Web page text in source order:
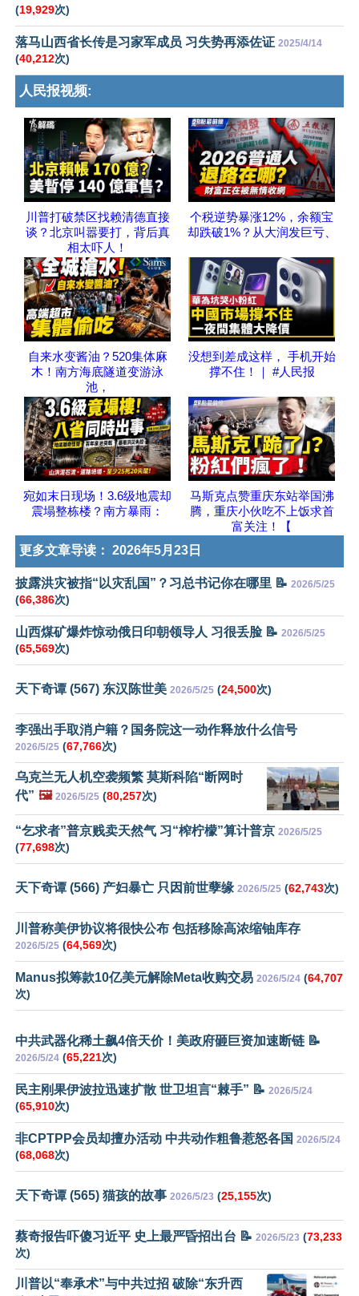
(19,929次)
落马山西省长传是习家军成员 习失势再添佐证 2025/4/14
(40,212次)
人民报视频:
川普打破禁区找赖清德直接
谈？北京叫嚣要打，背后真
相太吓人！
个税逆势暴涨12%，余额宝
却跌破1%？从大润发巨亏、
自来水变酱油？520集体麻
木！南方海底隧道变游泳
池，
没想到差成这样， 手机开始
撑不住！｜ #人民报
宛如末日现场！3.6级地震却
震塌整栋楼？南方暴雨：
马斯克点赞重庆东站举国沸
腾，重庆小伙吃不上饭求首
富关注！【
更多文章导读： 2026年5月23日
披露洪灾被指“以灾乱国”？习总书记你在哪里 📝 2026/5/25
(66,386次)
山西煤矿爆炸惊动俄日印朝领导人 习很丢脸 📝 2026/5/25
(65,569次)
天下奇谭 (567) 东汉陈世美 2026/5/25 (24,500次)
李强出手取消户籍？国务院这一动作释放什么信号
2026/5/25 (67,766次)
乌克兰无人机空袭频繁 莫斯科陷“断网时
代” 🖼️ 2026/5/25 (80,257次)
“乞求者”普京贱卖天然气 习“榨柠檬”算计普京 2026/5/25
(77,698次)
天下奇谭 (566) 产妇暴亡 只因前世孽缘 2026/5/25 (62,743次)
川普称美伊协议将很快公布 包括移除高浓缩铀库存
2026/5/25 (64,569次)
Manus拟筹款10亿美元解除Meta收购交易 2026/5/24 (64,707
次)
中共武器化稀土飙4倍天价！美政府砸巨资加速断链 📝
2026/5/24 (65,221次)
民主刚果伊波拉迅速扩散 世卫坦言“棘手” 📝 2026/5/24
(65,910次)
非CPTPP会员却擅办活动 中共动作粗鲁惹怒各国 2026/5/24
(68,068次)
天下奇谭 (565) 猫孩的故事 2026/5/23 (25,155次)
蔡奇报告吓傻习近平 史上最严昏招出台 📝 2026/5/23 (73,233
次)
川普以“奉承术”与中共过招 破除“东升西